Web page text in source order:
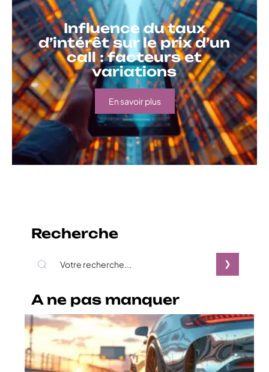
Influence du taux
d’intérêt sur le prix d’un
call : facteurs et
variations
En savoir plus
Recherche
A ne pas manquer